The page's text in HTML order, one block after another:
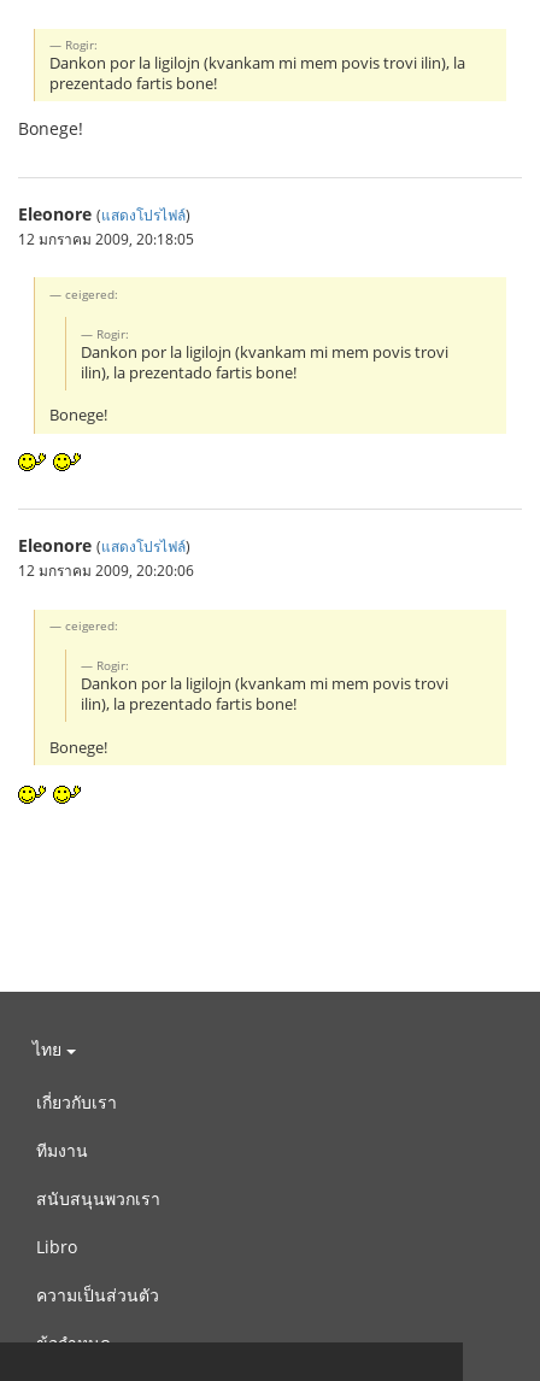
Rogir:
Dankon por la ligilojn (kvankam mi mem povis trovi ilin), la
prezentado fartis bone!
Bonege!
Eleonore (แสดงโปรไฟล์)
12 มกราคม 2009, 20:18:05
ceigered:
Rogir:
Dankon por la ligilojn (kvankam mi mem povis trovi
ilin), la prezentado fartis bone!
Bonege!
Eleonore (แสดงโปรไฟล์)
12 มกราคม 2009, 20:20:06
ceigered:
Rogir:
Dankon por la ligilojn (kvankam mi mem povis trovi
ilin), la prezentado fartis bone!
Bonege!
ไทย
เกี่ยวกับเรา
ทีมงาน
สนับสนุนพวกเรา
Libro
ความเป็นส่วนตัว
ข้อกำหนด